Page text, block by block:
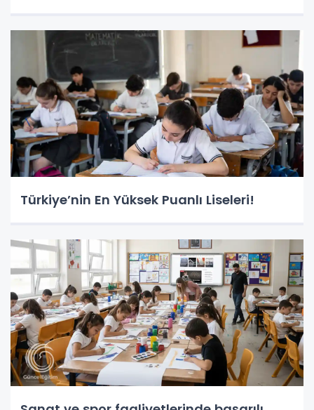
Türkiye’nin En Yüksek Puanlı Liseleri!